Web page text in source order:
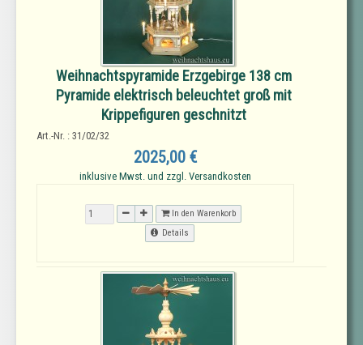
Weihnachtspyramide Erzgebirge 138 cm
Pyramide elektrisch beleuchtet groß mit
Krippefiguren geschnitzt
Art.-Nr. : 31/02/32
2025,00 €
inklusive Mwst. und zzgl. Versandkosten
In den Warenkorb
Details